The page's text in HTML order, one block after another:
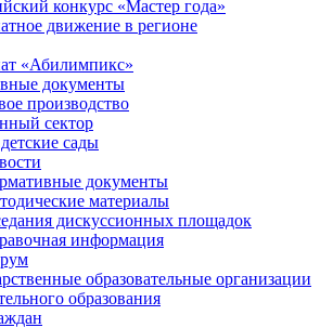
конкурс «Мастер года»
движение в регионе
«Абилимпикс»
документы
производство
сектор
сады
документы
материалы
дискуссионных площадок
информация
образовательные организации
образования